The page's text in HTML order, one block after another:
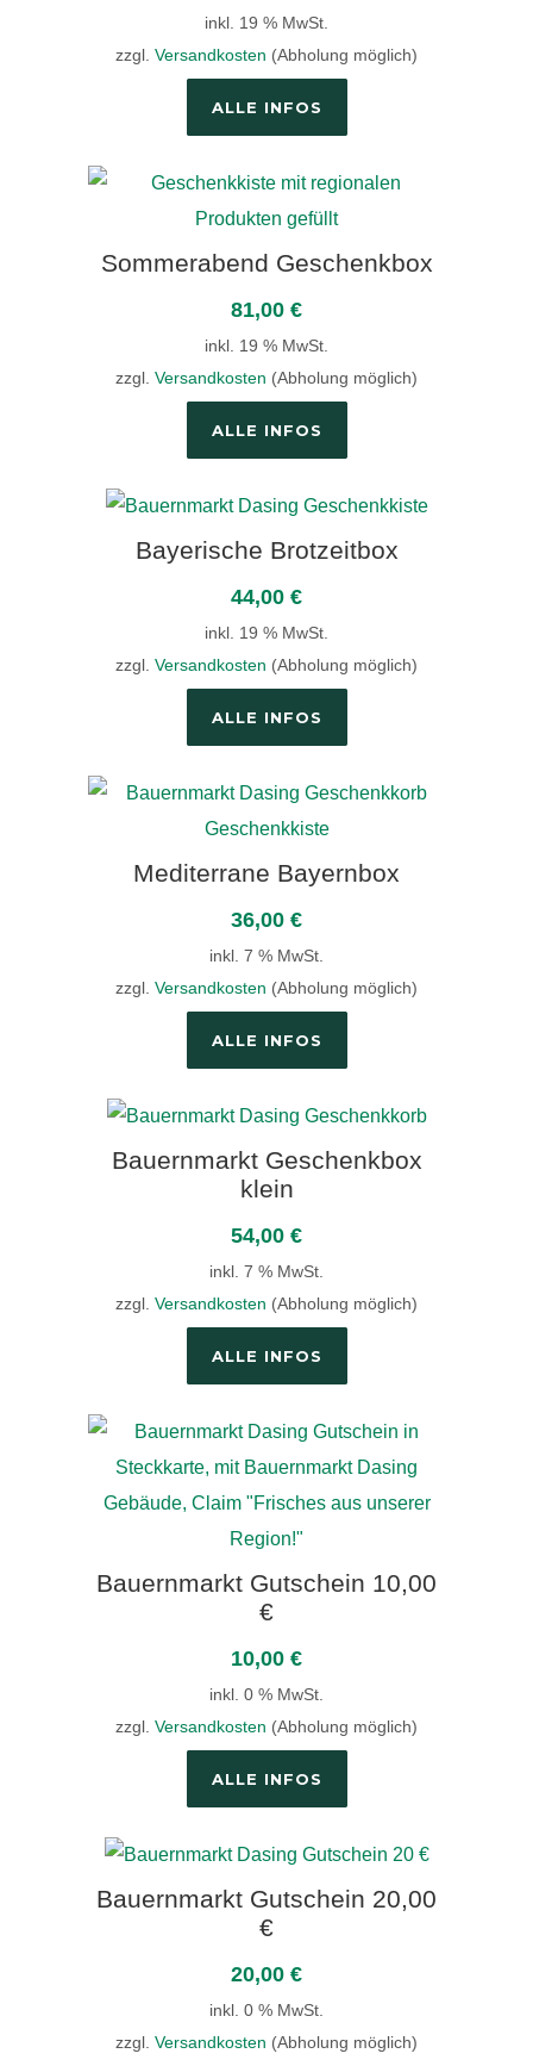
inkl. 19 % MwSt.
zzgl. Versandkosten (Abholung möglich)
ALLE INFOS
Sommerabend Geschenkbox
81,00 €
inkl. 19 % MwSt.
zzgl. Versandkosten (Abholung möglich)
ALLE INFOS
Bayerische Brotzeitbox
44,00 €
inkl. 19 % MwSt.
zzgl. Versandkosten (Abholung möglich)
ALLE INFOS
Mediterrane Bayernbox
36,00 €
inkl. 7 % MwSt.
zzgl. Versandkosten (Abholung möglich)
ALLE INFOS
Bauernmarkt Geschenkbox
klein
54,00 €
inkl. 7 % MwSt.
zzgl. Versandkosten (Abholung möglich)
ALLE INFOS
Bauernmarkt Gutschein 10,00
€
10,00 €
inkl. 0 % MwSt.
zzgl. Versandkosten (Abholung möglich)
ALLE INFOS
Bauernmarkt Gutschein 20,00
€
20,00 €
inkl. 0 % MwSt.
zzgl. Versandkosten (Abholung möglich)